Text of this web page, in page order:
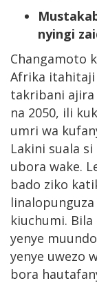
nyingi
Changamoto
Afrika itahitaji
takribani ajira
na 2050, ili
umri wa
Lakini suala
ubora wake.
bado ziko
kiuchumi.
yenye
yenye uwezo
bora